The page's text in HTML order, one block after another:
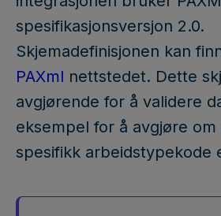
spesifikasjonsversjon 2.0.
Skjemadefinisjonen kan
PAXml nettstedet. Dette
avgjørende for å validere
eksempel for å avgjøre om
spesifikk arbeidstypekode